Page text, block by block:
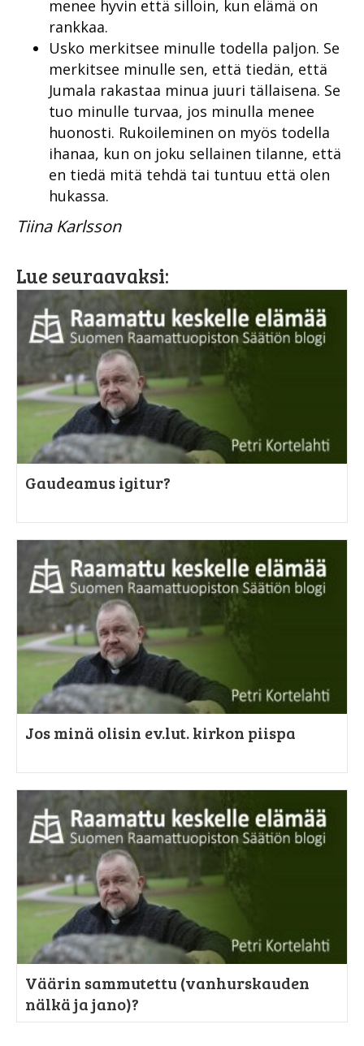
menee hyvin että silloin, kun elämä on
rankkaa.
Usko merkitsee minulle todella paljon. Se
merkitsee minulle sen, että tiedän, että
Jumala rakastaa minua juuri tällaisena. Se
tuo minulle turvaa, jos minulla menee
huonosti. Rukoileminen on myös todella
ihanaa, kun on joku sellainen tilanne, että
en tiedä mitä tehdä tai tuntuu että olen
hukassa.
Tiina Karlsson
Lue seuraavaksi:
Gaudeamus igitur?
Jos minä olisin ev.lut. kirkon piispa
Väärin sammutettu (vanhurskauden
nälkä ja jano)?